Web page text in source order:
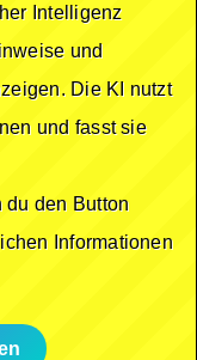
Intelligenz
und
Die KI nutzt
und fasst sie
du den Button
Informationen